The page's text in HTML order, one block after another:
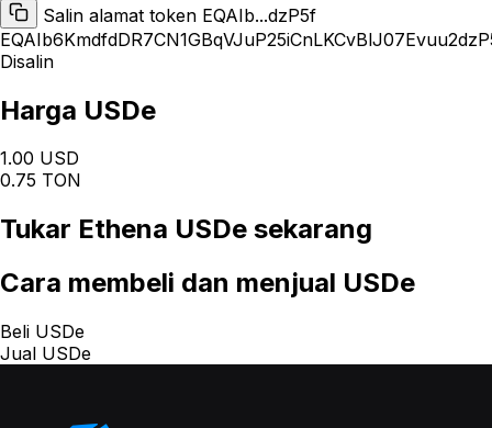
Salin alamat token EQAIb...dzP5f
Disalin
Harga USDe
1.00 USD
0.75 TON
Tukar Ethena USDe sekarang
Cara membeli dan menjual USDe
Beli USDe
Jual USDe